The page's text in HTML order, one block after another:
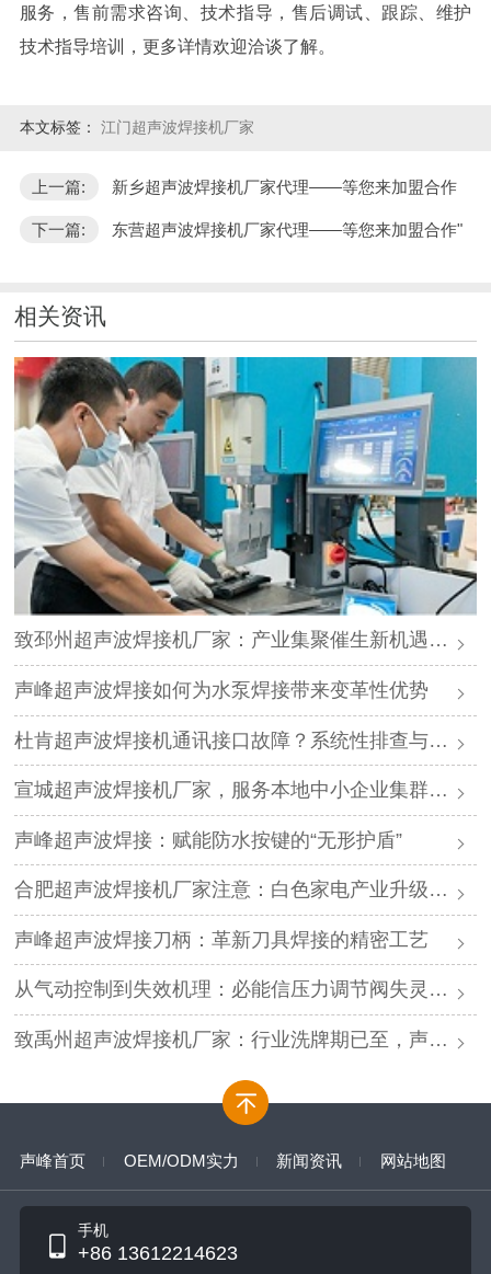
服务，售前需求咨询、技术指导，售后调试、跟踪、维护
技术指导培训，更多详情欢迎洽谈了解。
本文标签： 江门超声波焊接机厂家
上一篇: 新乡超声波焊接机厂家代理——等您来加盟合作
下一篇: 东营超声波焊接机厂家代理——等您来加盟合作"
相关资讯
致邳州超声波焊接机厂家：产业集聚催生新机遇，声峰源头工厂邀您抱团发展
声峰超声波焊接如何为水泵焊接带来变革性优势
杜肯超声波焊接机通讯接口故障？系统性排查与专业解决方案
宣城超声波焊接机厂家，服务本地中小企业集群，声峰ODM贴牌助您轻装上阵
声峰超声波焊接：赋能防水按键的“无形护盾”
合肥超声波焊接机厂家注意：白色家电产业升级，声峰源头工厂诚邀加盟
声峰超声波焊接刀柄：革新刀具焊接的精密工艺
从气动控制到失效机理：必能信压力调节阀失灵的深度解析与专业修复
致禹州超声波焊接机厂家：行业洗牌期已至，声峰源头工厂邀您抱团取暖
声峰首页 OEM/ODM实力 新闻资讯 网站地图
手机
+86 13612214623